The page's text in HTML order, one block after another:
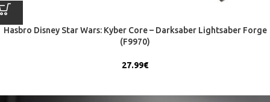
Hasbro Disney Star Wars: Kyber Core – Darksaber Lightsaber Forge
(F9970)
27.99€